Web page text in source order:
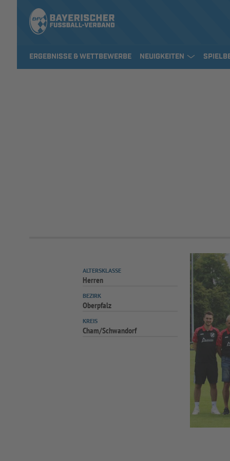
ERGEBNISSE & WETTBEWERBE NEUIGKEITEN
ALTERSKLASSE
Herren
BEZIRK
Oberpfalz
KREIS
Cham/Schwandorf